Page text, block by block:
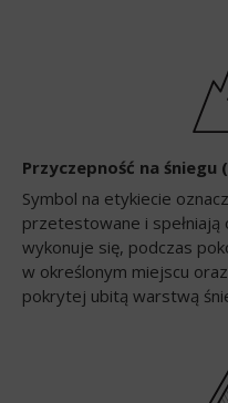
Przyczepność na śniegu
Symbol na etykiecie
przetestowane i spełniają
wykonuje się, podczas
w określonym miejscu
pokrytej ubitą warstwą